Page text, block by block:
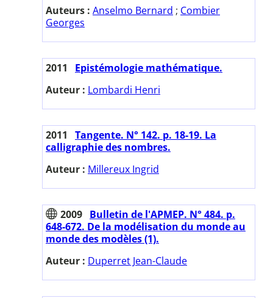
Auteurs : Anselmo Bernard ; Combier
Georges
2011
Epistémologie mathématique.
Auteur : Lombardi Henri
2011
Tangente. N° 142. p. 18-19. La
calligraphie des nombres.
Auteur : Millereux Ingrid
2009 Bulletin de l'APMEP. N° 484. p.
648-672. De la modélisation du monde au
monde des modèles (1).
Auteur : Duperret Jean-Claude